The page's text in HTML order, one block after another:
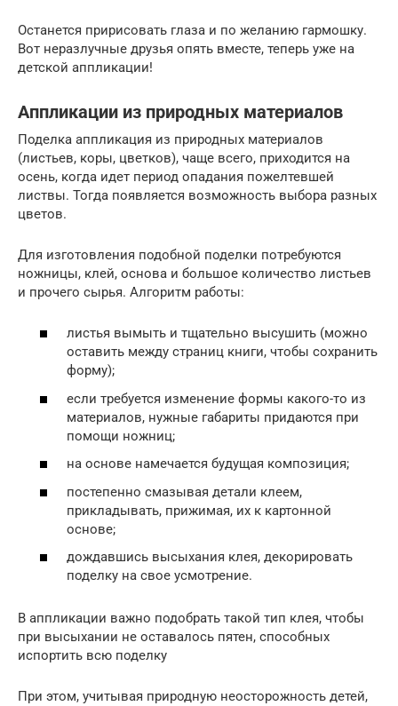
Останется пририсовать глаза и по желанию гармошку.
Вот неразлучные друзья опять вместе, теперь уже на
детской аппликации!
Аппликации из природных материалов
Поделка аппликация из природных материалов
(листьев, коры, цветков), чаще всего, приходится на
осень, когда идет период опадания пожелтевшей
листвы. Тогда появляется возможность выбора разных
цветов.
Для изготовления подобной поделки потребуются
ножницы, клей, основа и большое количество листьев
и прочего сырья. Алгоритм работы:
листья вымыть и тщательно высушить (можно
оставить между страниц книги, чтобы сохранить
форму);
если требуется изменение формы какого-то из
материалов, нужные габариты придаются при
помощи ножниц;
на основе намечается будущая композиция;
постепенно смазывая детали клеем,
прикладывать, прижимая, их к картонной
основе;
дождавшись высыхания клея, декорировать
поделку на свое усмотрение.
В аппликации важно подобрать такой тип клея, чтобы
при высыхании не оставалось пятен, способных
испортить всю поделку
При этом, учитывая природную неосторожность детей,